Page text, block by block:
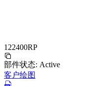
122400RP
部件状态: Active
客户绘图